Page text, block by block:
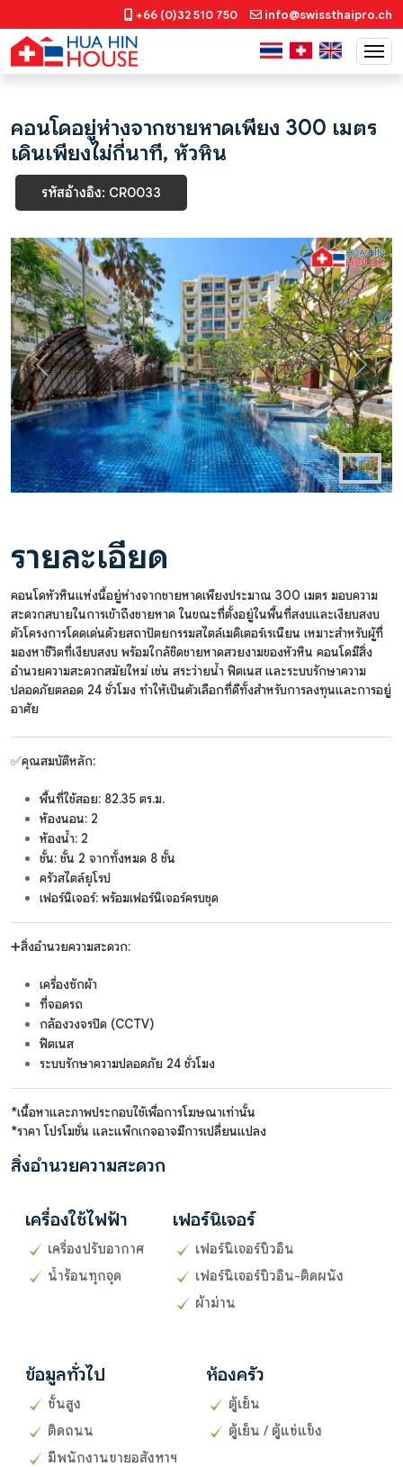
+66 (0)32 510 750 info@swissthaipro.ch
คอนโดอยู่ห่างจากชายหาดเพียง 300 เมตร
เดินเพียงไม่กี่นาที, หัวหิน
รหัสอ้างอิง: CR0033
Previous Next
รายละเอียด
คอนโดหัวหินแห่งนี้อยู่ห่างจากชายหาดเพียงประมาณ 300 เมตร มอบความ
สะดวกสบายในการเข้าถึงชายหาด ในขณะที่ตั้งอยู่ในพื้นที่สงบและเงียบสงบ
ตัวโครงการโดดเด่นด้วยสถาปัตยกรรมสไตล์เมดิเตอร์เรเนียน เหมาะสำหรับผู้ที่
มองหาชีวิตที่เงียบสงบ พร้อมใกล้ชิดชายหาดสวยงามของหัวหิน คอนโดมีสิ่ง
อำนวยความสะดวกสมัยใหม่ เช่น สระว่ายน้ำ ฟิตเนส และระบบรักษาความ
ปลอดภัยตลอด 24 ชั่วโมง ทำให้เป็นตัวเลือกที่ดีทั้งสำหรับการลงทุนและการอยู่
อาศัย
✅คุณสมบัติหลัก:
พื้นที่ใช้สอย: 82.35 ตร.ม.
ห้องนอน: 2
ห้องน้ำ: 2
ชั้น: ชั้น 2 จากทั้งหมด 8 ชั้น
ครัวสไตล์ยุโรป
เฟอร์นิเจอร์: พร้อมเฟอร์นิเจอร์ครบชุด
➕สิ่งอำนวยความสะดวก:
เครื่องซักผ้า
ที่จอดรถ
กล้องวงจรปิด (CCTV)
ฟิตเนส
ระบบรักษาความปลอดภัย 24 ชั่วโมง
*เนื้อหาและภาพประกอบใช้เพื่อการโฆษณาเท่านั้น
*ราคา โปรโมชั่น และแพ็กเกจอาจมีการเปลี่ยนแปลง
สิ่งอำนวยความสะดวก
เครื่องใช้ไฟฟ้า
เครื่องปรับอากาศ
น้ำร้อนทุกจุด
เฟอร์นิเจอร์
เฟอร์นิเจอร์บิวอิน
เฟอร์นิเจอร์บิวอิน-ติดผนัง
ผ้าม่าน
ข้อมูลทั่วไป
ชั้นสูง
ติดถนน
มีพนักงานขายอสังหาฯ
ห้องครัว
ตู้เย็น
ตู้เย็น / ตู้แช่แข็ง